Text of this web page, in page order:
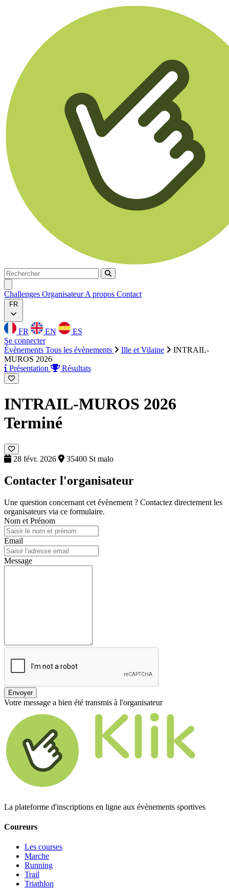
Rechercher
Rechercher
Challenges OrganisateurA propos Contact
FR
FR EN
ES
Se connecter
Évènements Tous les évènements Ille et Vilaine
INTRAIL-
MUROS 2026
Présentation
Résultats
INTRAIL-MUROS 2026
Terminé
28 févr. 2026 35400 St malo
Contacter l'organisateur
Une question concernant cet évènement ? Contactez directement les
organisateurs via ce formulaire.
Nom et Prénom
Email
Message
Envoyer
Votre message a bien été transmis à l'organisateur
La plateforme d'inscriptions en ligne aux évènements sportives
Coureurs
Les courses
Marche
Running
Trail
Triathlon